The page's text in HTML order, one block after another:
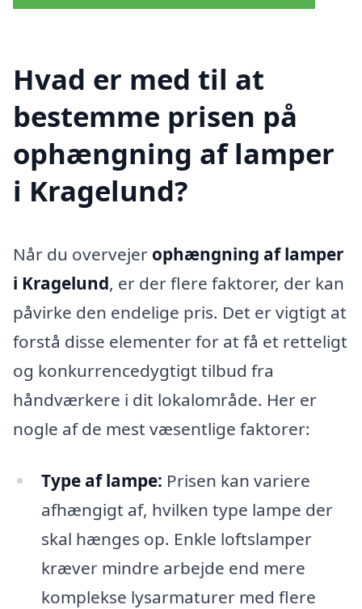
Hvad er med til at
bestemme prisen på
ophængning af lamper
i Kragelund?
Når du overvejer ophængning af lamper
i Kragelund, er der flere faktorer, der kan
påvirke den endelige pris. Det er vigtigt at
forstå disse elementer for at få et retteligt
og konkurrencedygtigt tilbud fra
håndværkere i dit lokalområde. Her er
nogle af de mest væsentlige faktorer:
Type af lampe: Prisen kan variere
afhængigt af, hvilken type lampe der
skal hænges op. Enkle loftslamper
kræver mindre arbejde end mere
komplekse lysarmaturer med flere